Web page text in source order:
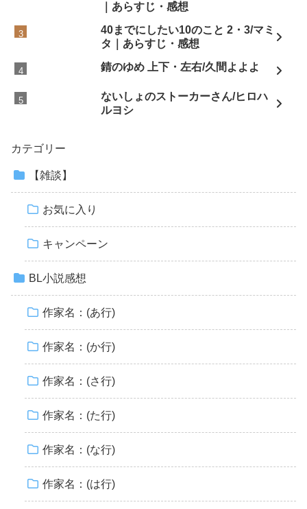
｜あらすじ・感想
40までにしたい10のこと 2・3/マミ
タ｜あらすじ・感想
錆のゆめ 上下・左右/久間よよよ
ないしょのストーカーさん/ヒロハ
ルヨシ
カテゴリー
【雑談】
お気に入り
キャンペーン
BL小説感想
作家名：(あ行)
作家名：(か行)
作家名：(さ行)
作家名：(た行)
作家名：(な行)
作家名：(は行)